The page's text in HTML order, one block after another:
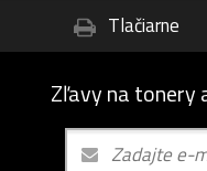
Tlačiarne
Zľavy na tonery